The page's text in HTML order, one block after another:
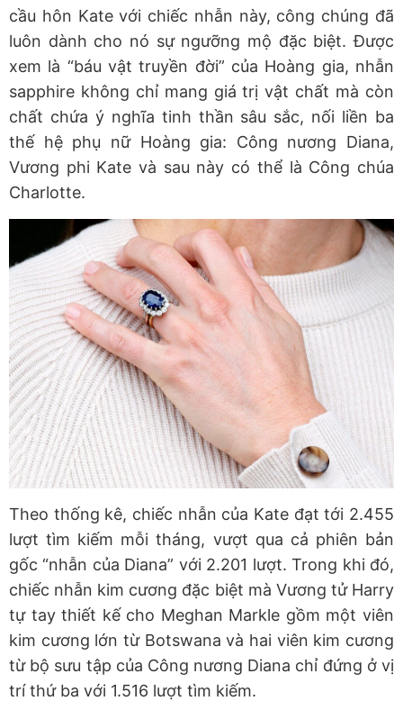
cầu hôn Kate với chiếc nhẫn này, công chúng đã
luôn dành cho nó sự ngưỡng mộ đặc biệt. Được
xem là “báu vật truyền đời” của Hoàng gia, nhẫn
sapphire không chỉ mang giá trị vật chất mà còn
chất chứa ý nghĩa tinh thần sâu sắc, nối liền ba
thế hệ phụ nữ Hoàng gia: Công nương Diana,
Vương phi Kate và sau này có thể là Công chúa
Charlotte.
Theo thống kê, chiếc nhẫn của Kate đạt tới 2.455
lượt tìm kiếm mỗi tháng, vượt qua cả phiên bản
gốc “nhẫn của Diana” với 2.201 lượt. Trong khi đó,
chiếc nhẫn kim cương đặc biệt mà Vương tử Harry
tự tay thiết kế cho Meghan Markle gồm một viên
kim cương lớn từ Botswana và hai viên kim cương
từ bộ sưu tập của Công nương Diana chỉ đứng ở vị
trí thứ ba với 1.516 lượt tìm kiếm.